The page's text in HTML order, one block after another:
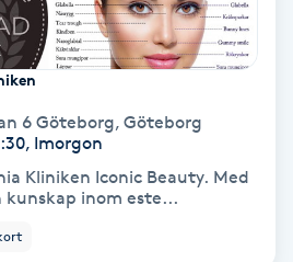
6 Göteborg, Göteborg
Imorgon
Kliniken Iconic Beauty. Med
inom este...